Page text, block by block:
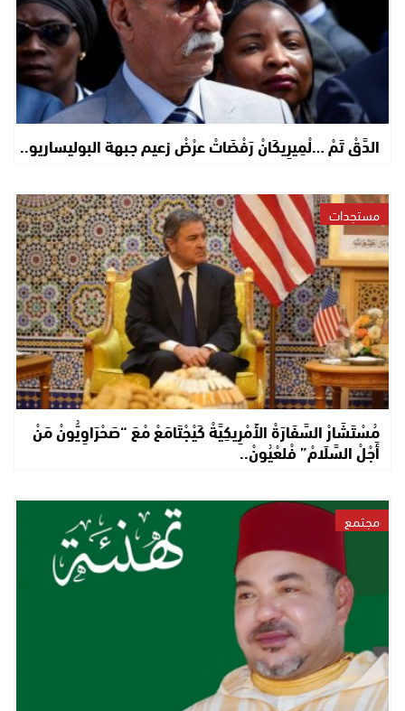
الدَّقْ تَمْ …لْمِيرِيكَانْ رَفْضَاتْ عرْضْ زعيم جبهة البوليساريو..
مستجدات
مُسْتَشَارْ السَّفَارَةْ الأَمْرِيكِيَّةْ كَيْجْتَامَعْ مْعَ “صَحْرَاوِيُّونْ مَنْ
أَجْلْ السَّلَامْ” فْلعْيُونْ..
مجتمع